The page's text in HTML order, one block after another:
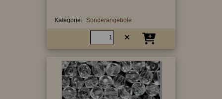
Kategorie: Sonderangebote